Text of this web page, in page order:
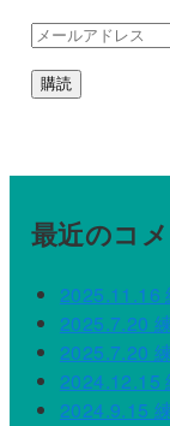
メ
ル
レ
購読
最近のコ
2025.11.16
2025.7.20
2025.7.20
2024.12.15
2024.9.15